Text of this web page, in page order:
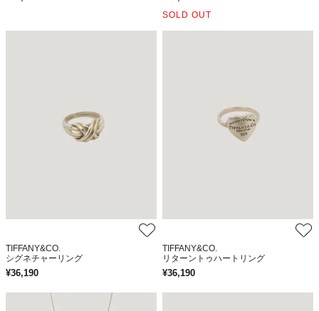
SOLD OUT
TIFFANY&CO.
シグネチャーリング
¥36,190
TIFFANY&CO.
リターントゥハートリング
¥36,190